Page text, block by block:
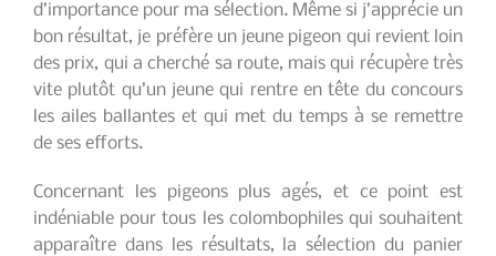
d’importance pour ma sélection. Même si j’apprécie un
bon résultat, je préfère un jeune pigeon qui revient loin
des prix, qui a cherché sa route, mais qui récupère très
vite plutôt qu’un jeune qui rentre en tête du concours
les ailes ballantes et qui met du temps à se remettre
de ses efforts.
Concernant les pigeons plus agés, et ce point est
indéniable pour tous les colombophiles qui souhaitent
apparaître dans les résultats, la sélection du panier